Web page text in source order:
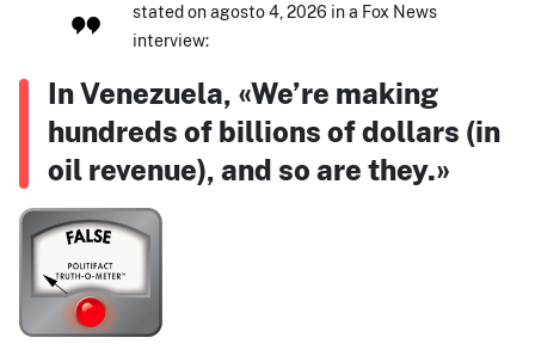
stated on agosto 4, 2026 in a Fox News
interview:
In Venezuela, «We’re making
hundreds of billions of dollars (in
oil revenue), and so are they.»